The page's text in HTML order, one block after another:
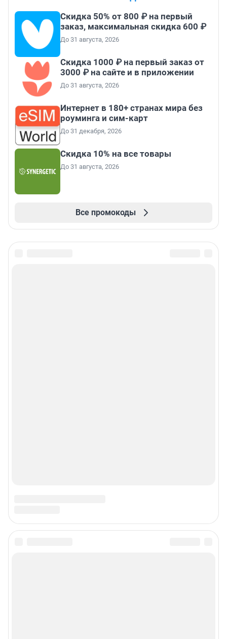
Скидка 50% от 800 ₽ на первый
заказ, максимальная скидка 600 ₽
До 31 августа, 2026
Скидка 1000 ₽ на первый заказ от
3000 ₽ на сайте и в приложении
До 31 августа, 2026
Интернет в 180+ странах мира без
роуминга и сим-карт
До 31 декабря, 2026
Скидка 10% на все товары
До 31 августа, 2026
Все промокоды